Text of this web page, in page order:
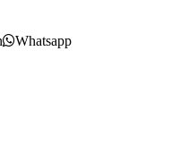
Whatsapp